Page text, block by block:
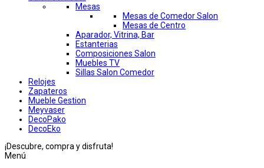
Mesas
Mesas de Comedor Salon
Mesas de Centro
Aparador, Vitrina, Bar
Estanterias
Composiciones Salon
Muebles TV
Sillas Salon Comedor
Relojes
Zapateros
Mueble Gestion
Meyvaser
DecoPako
DecoEko
¡Descubre, compra y disfruta!
Menú